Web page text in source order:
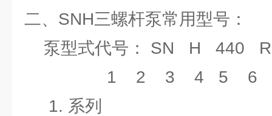
二、SNH三螺杆泵常用型号：
泵型式代号： SN H 440
1 2 3 4 5 6 7
1. 系列